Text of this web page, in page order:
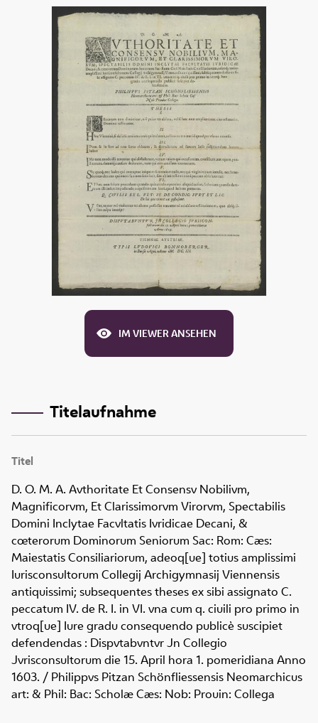
IM VIEWER ANSEHEN
Titelaufnahme
Titel
D. O. M. A. Avthoritate Et Consensv Nobilivm,
Magnificorvm, Et Clarissimorvm Virorvm, Spectabilis
Domini Inclytae Facvltatis Ivridicae Decani, &
cœterorum Dominorum Seniorum Sac: Rom: Cæs:
Maiestatis Consiliariorum, adeoq[ue] totius amplissimi
Iurisconsultorum Collegij Archigymnasij Viennensis
antiquissimi; subsequentes theses ex sibi assignato C.
peccatum IV. de R. I. in VI. vna cum q. ciuili pro primo in
vtroq[ue] Iure gradu consequendo publicè suscipiet
defendendas : Dispvtabvntvr Jn Collegio
Jvrisconsultorum die 15. April hora 1. pomeridiana Anno
1603. / Philippvs Pitzan Schönfliessensis Neomarchicus
art: & Phil: Bac: Scholæ Cæs: Nob: Prouin: Collega